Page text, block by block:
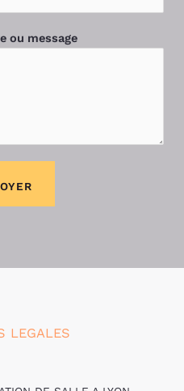
ou message
LEGALES